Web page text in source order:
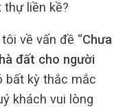
thự liền kề?
về vấn đề “Chưa
đất cho người
bất kỳ thắc mắc
khách vui lòng